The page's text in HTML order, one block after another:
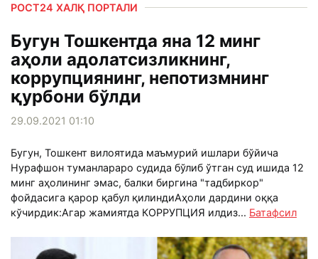
РОСТ24 ХАЛҚ ПОРТАЛИ
Бугун Тошкентда яна 12 минг
аҳоли адолатсизликнинг,
коррупциянинг, непотизмнинг
қурбони бўлди
29.09.2021 01:10
Бугун, Тошкент вилоятида маъмурий ишлари бўйича
Нурафшон туманлараро судида бўлиб ўтган суд ишида 12
минг аҳолининг эмас, балки биргина "тадбиркор"
фойдасига қарор қабул қилиндиАҳоли дардини оққа
кўчирдик:Агар жамиятда КОРРУПЦИЯ илдиз... Батафсил